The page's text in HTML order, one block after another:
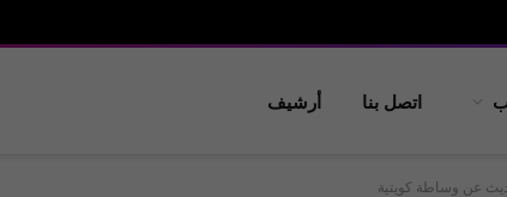
اتصل بنا أرشيف
عن وساطة كويتية